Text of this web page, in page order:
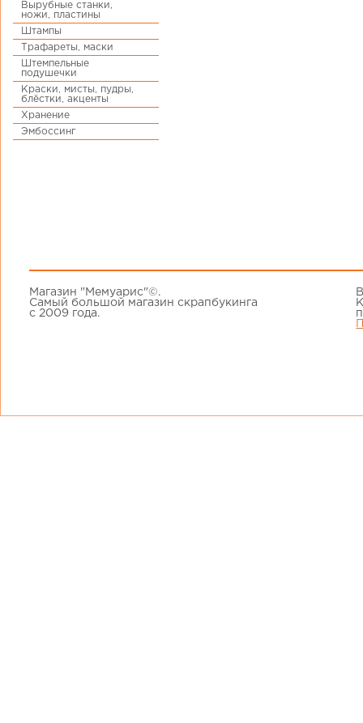
Вырубные станки,
ножи, пластины
Штампы
Трафареты, маски
Штемпельные
подушечки
Краски, мисты, пудры,
блёстки, акценты
Хранение
Эмбоссинг
Магазин "Мемуарис"©.
Самый большой магазин скрапбукинга
с 2009 года.